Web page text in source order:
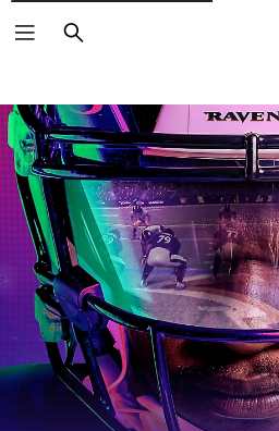
Buscar